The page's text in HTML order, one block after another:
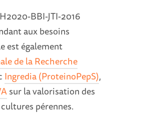
BBI-JTI-2016
aux besoins
est également
de la Recherche
Ingredia (ProteinoPepS),
sur la valorisation des
pérennes.